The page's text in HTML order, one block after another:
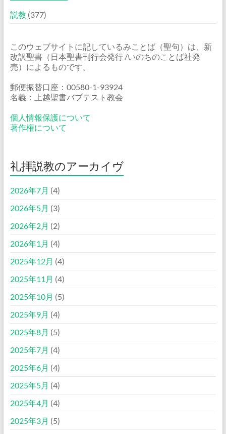
説教 (377)
このウェブサイトに記しているみことば（聖句）は、新
改訳聖書（日本聖書刊行会発行 /いのちのことば社発
売）によるものです。
郵便振替口座：00580-1-93924
名義：上越聖書バプテスト教会
個人情報保護について
著作権について
礼拝説教のアーカイヴ
2026年7月 (4)
2026年5月 (3)
2026年2月 (2)
2026年1月 (4)
2025年12月 (4)
2025年11月 (4)
2025年10月 (5)
2025年9月 (4)
2025年8月 (5)
2025年7月 (4)
2025年6月 (4)
2025年5月 (4)
2025年4月 (4)
2025年3月 (5)